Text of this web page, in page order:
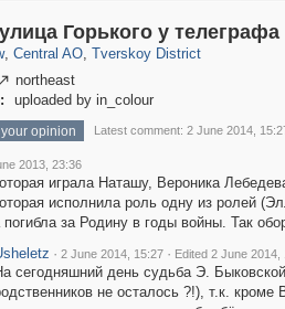
Горького у телеграфа
29,243
, Central AO
5,916
, Tverskoy District
53,034 2,283
 northeast
uploaded by in_colour
opinion Latest comment: 2 June 2014,
2013, 23:36
играла Наташу, Вероника
исполнила роль одну из ролей
за Родину в годы войны. Так
· 2 June 2014, 15:27 · Edited 2 June 2014,
сегодняшний день судьба Э.
не осталось ?!), т.к.